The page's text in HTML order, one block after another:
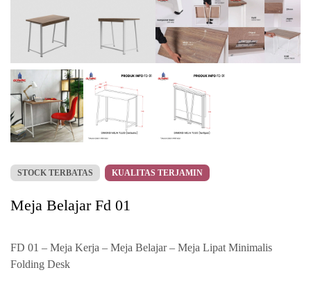
STOCK TERBATAS KUALITAS TERJAMIN
Meja Belajar Fd 01
FD 01 – Meja Kerja – Meja Belajar – Meja Lipat Minimalis
Folding Desk